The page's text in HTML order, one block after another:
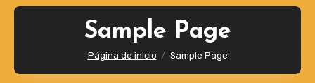
Sample Page
Página de inicio Sample Page